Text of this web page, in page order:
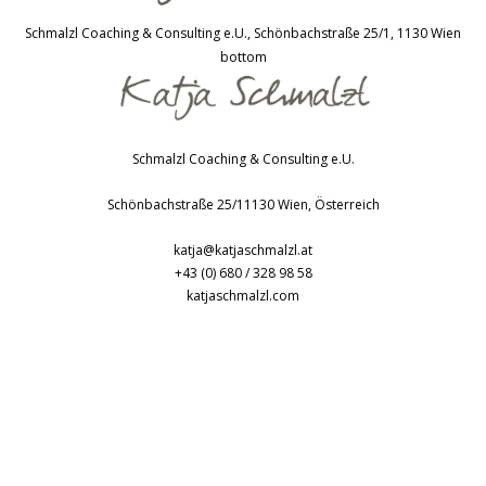
Schmalzl Coaching & Consulting e.U., Schönbachstraße 25/1, 1130 Wien
bottom
Schmalzl Coaching & Consulting e.U.
Schönbachstraße 25/1 1130 Wien, Österreich
katja@katjaschmalzl.at
+43 (0) 680 / 328 98 58
katjaschmalzl.com